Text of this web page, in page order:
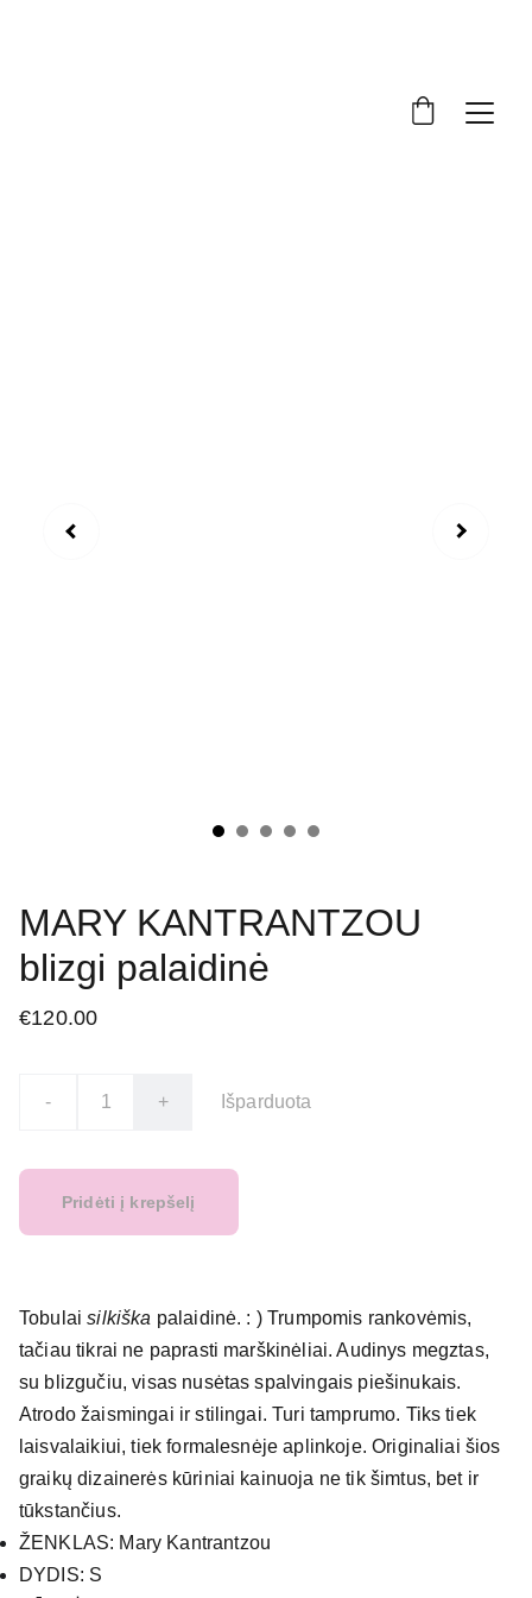
MARY KANTRANTZOU
blizgi palaidinė
€120.00
- + Išparduota
Pridėti į krepšelį
Tobulaisilkiška palaidinė. : ) Trumpomis rankovėmis,
tačiau tikrai ne paprasti marškinėliai. Audinys megztas,
su blizgučiu, visas nusėtas spalvingais piešinukais.
Atrodo žaismingai ir stilingai. Turi tamprumo. Tiks tiek
laisvalaikiui, tiek formalesnėje aplinkoje. Originaliai šios
graikų dizainerės kūriniai kainuoja ne tik šimtus, bet ir
tūkstančius.
ŽENKLAS: Mary Kantrantzou
DYDIS: S